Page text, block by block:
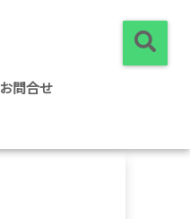
お問合せ